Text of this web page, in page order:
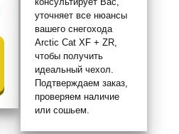
уточняет все нюансы
вашего снегохода
Arctic Cat XF + ZR,
чтобы получить
идеальный чехол.
Подтверждаем заказ,
проверяем наличие
или сошьем.